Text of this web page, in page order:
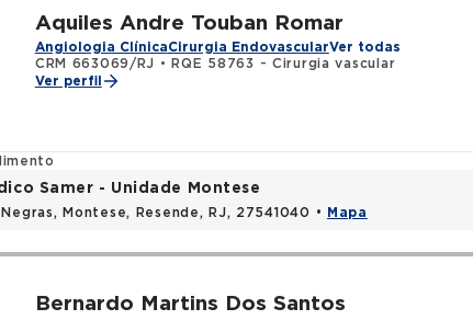
Aquiles Andre Touban Romar
Angiologia ClínicaCirurgia EndovascularVer todas
CRM 663069/RJ •
RQE 58763 - Cirurgia vascular
Ver perfil
Samer - Unidade Montese
Negras, Montese, Resende, RJ, 27541040 • Mapa
Bernardo Martins Dos Santos